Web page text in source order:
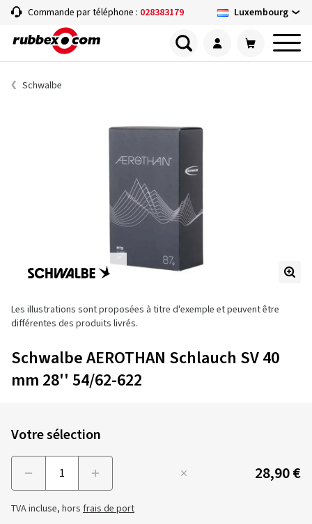
Commande par téléphone : 028383179 Luxembourg
Schwalbe
Les illustrations sont proposées à titre d'exemple et peuvent être
différentes des produits livrés.
Schwalbe AEROTHAN Schlauch SV 40
mm 28'' 54/62-622
Votre sélection
28,90 €
TVA incluse, hors frais de port